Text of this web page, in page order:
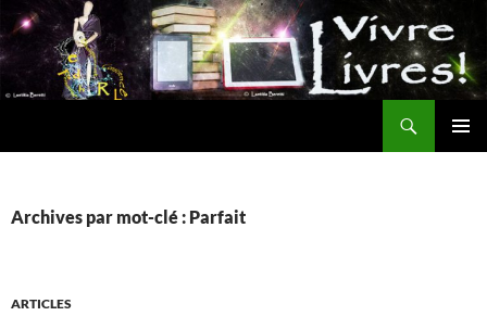
Aller
au
contenu
Archives par mot-clé : Parfait
ARTICLES